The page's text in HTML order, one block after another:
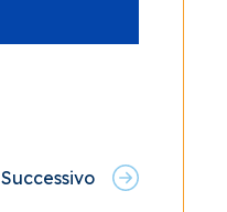
Successivo